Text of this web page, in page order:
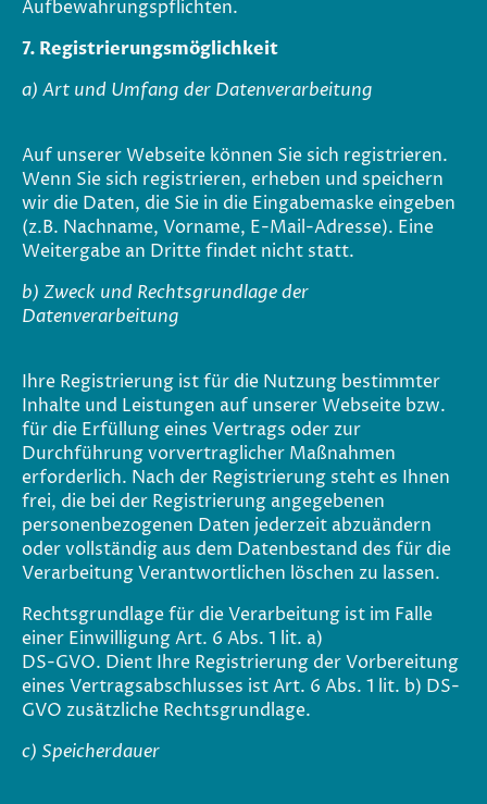
Aufbewahrungspflichten.
7. Registrierungsmöglichkeit
a) Art und Umfang der Datenverarbeitung
Auf unserer Webseite können Sie sich registrieren.
Wenn Sie sich registrieren, erheben und speichern
wir die Daten, die Sie in die Eingabemaske eingeben
(z.B. Nachname, Vorname, E-Mail-Adresse). Eine
Weitergabe an Dritte findet nicht statt.
b) Zweck und Rechtsgrundlage der
Datenverarbeitung
Ihre Registrierung ist für die Nutzung bestimmter
Inhalte und Leistungen auf unserer Webseite bzw.
für die Erfüllung eines Vertrags oder zur
Durchführung vorvertraglicher Maßnahmen
erforderlich. Nach der Registrierung steht es Ihnen
frei, die bei der Registrierung angegebenen
personenbezogenen Daten jederzeit abzuändern
oder vollständig aus dem Datenbestand des für die
Verarbeitung Verantwortlichen löschen zu lassen.
Rechtsgrundlage für die Verarbeitung ist im Falle
einer Einwilligung Art. 6 Abs. 1 lit. a)
DS-GVO. Dient Ihre Registrierung der Vorbereitung
eines Vertragsabschlusses ist Art. 6 Abs. 1 lit. b) DS-
GVO zusätzliche Rechtsgrundlage.
c) Speicherdauer